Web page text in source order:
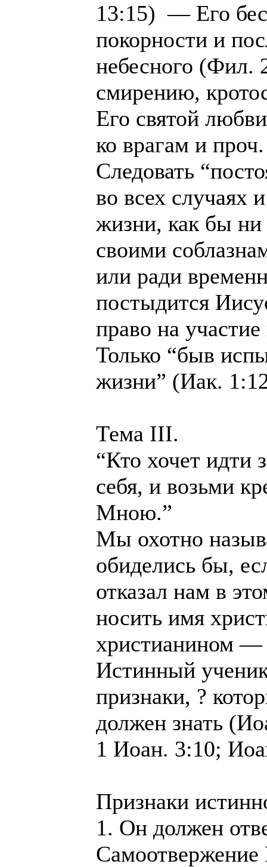
13:15) — Его
покорности и
небесного (Фил.
смирению,
Его святой
ко врагам и проч.
Следовать
во всех случаях
жизни, как бы ни
своими
или ради
постыдится
право на
Только “быв
жизни” (Иак.
Тема III.
“Кто хочет идти
себя, и возьми
Мною.”
Мы охотно
обиделись бы,
отказал нам в
носить имя
христианином —
Истинный
признаки, ?
должен знать
1 Иоан. 3:10;
Признаки
1. Он должен